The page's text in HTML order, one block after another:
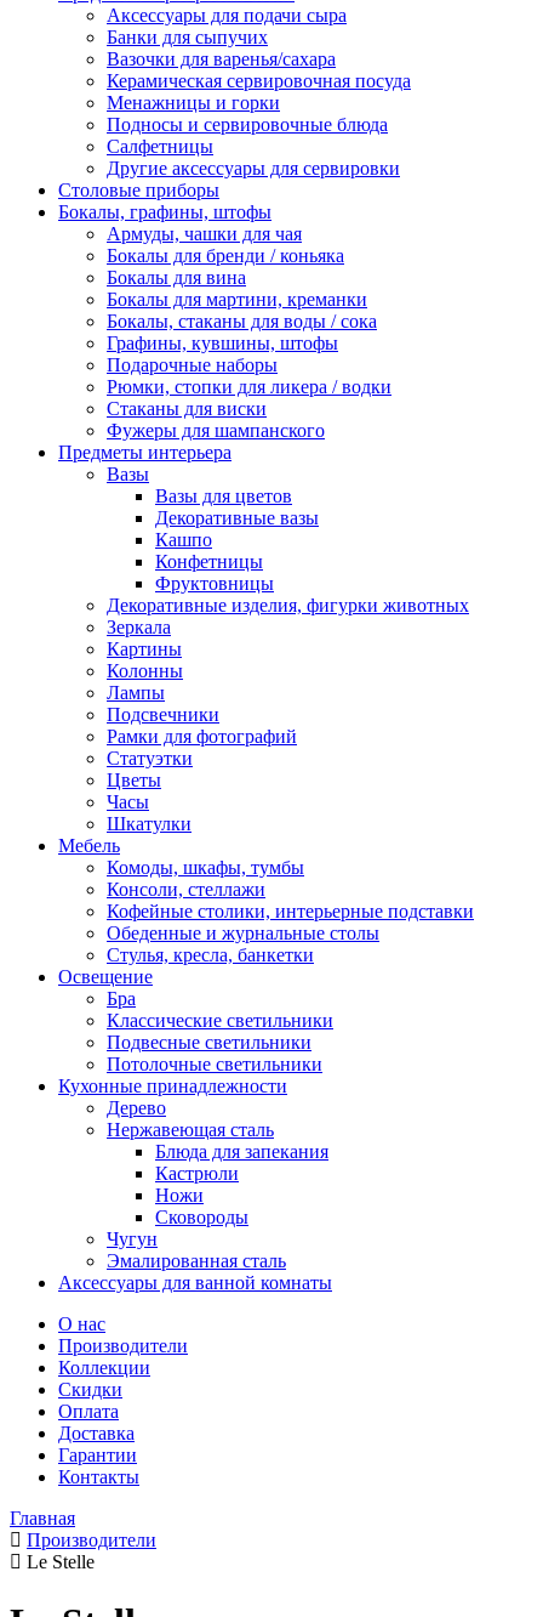
Аксессуары для подачи сыра
Банки для сыпучих
Вазочки для варенья/сахара
Керамическая сервировочная посуда
Менажницы и горки
Подносы и сервировочные блюда
Салфетницы
Другие аксессуары для сервировки
Столовые приборы
Бокалы, графины, штофы
Армуды, чашки для чая
Бокалы для бренди / коньяка
Бокалы для вина
Бокалы для мартини, креманки
Бокалы, стаканы для воды / сока
Графины, кувшины, штофы
Подарочные наборы
Рюмки, стопки для ликера / водки
Стаканы для виски
Фужеры для шампанского
Предметы интерьера
Вазы
Вазы для цветов
Декоративные вазы
Кашпо
Конфетницы
Фруктовницы
Декоративные изделия, фигурки животных
Зеркала
Картины
Колонны
Лампы
Подсвечники
Рамки для фотографий
Статуэтки
Цветы
Часы
Шкатулки
Мебель
Комоды, шкафы, тумбы
Консоли, стеллажи
Кофейные столики, интерьерные подставки
Обеденные и журнальные столы
Стулья, кресла, банкетки
Освещение
Бра
Классические светильники
Подвесные светильники
Потолочные светильники
Кухонные принадлежности
Дерево
Нержавеющая сталь
Блюда для запекания
Кастрюли
Ножи
Сковороды
Чугун
Эмалированная сталь
Аксессуары для ванной комнаты
О нас
Производители
Коллекции
Скидки
Оплата
Доставка
Гарантии
Контакты
Главная
Производители
Le Stelle